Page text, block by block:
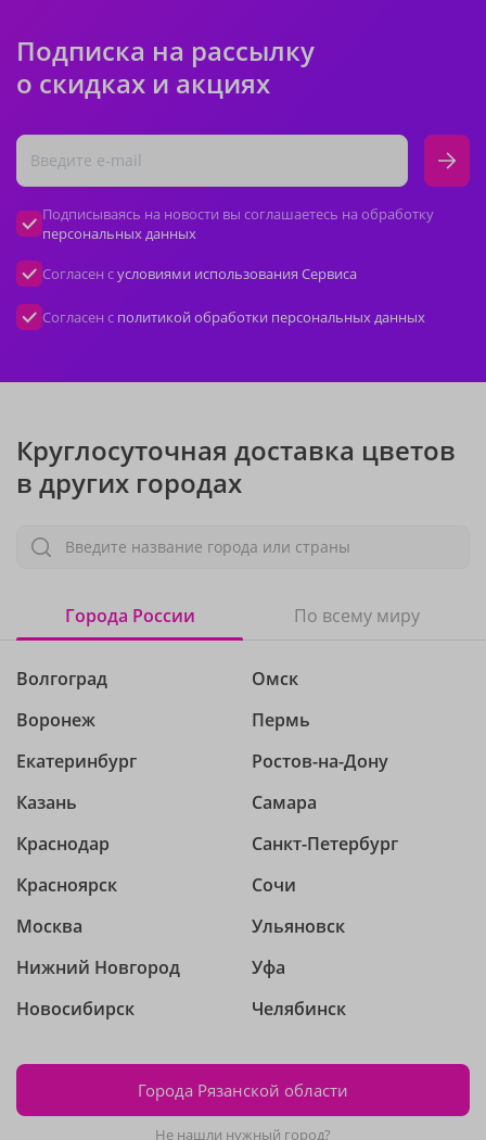
Подписка на рассылку
о скидках и акциях
Подписываясь на новости вы соглашаетесь на обработку
персональных данных
Согласен сусловиями использования Сервиса
Согласен с политикой обработки персональных данных
Круглосуточная доставка цветов
в других городах
Введите название города или страны
Города России По всему миру
Волгоград
Воронеж
Екатеринбург
Казань
Краснодар
Красноярск
Москва
Нижний Новгород
Новосибирск
Омск
Пермь
Ростов-на-Дону
Самара
Санкт-Петербург
Сочи
Ульяновск
Уфа
Челябинск
Города Рязанской области
Не нашли нужный город?